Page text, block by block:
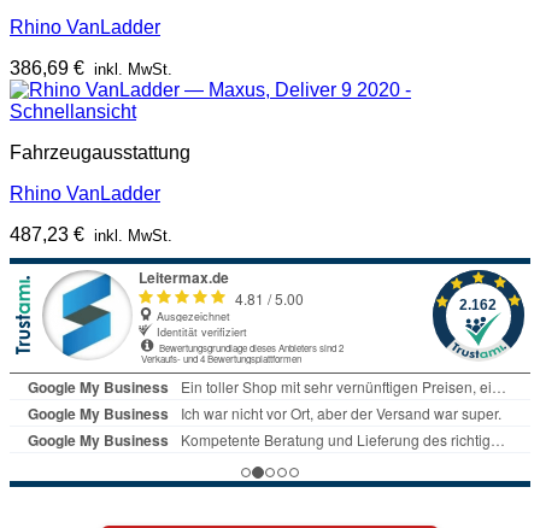
Rhino VanLadder
386,69 € inkl. MwSt.
Schnellansicht
Fahrzeugausstattung
Rhino VanLadder
487,23 € inkl. MwSt.